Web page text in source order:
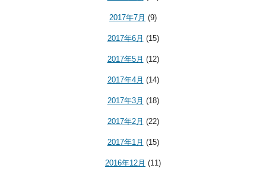
2017年7月 (9)
2017年6月 (15)
2017年5月 (12)
2017年4月 (14)
2017年3月 (18)
2017年2月 (22)
2017年1月 (15)
2016年12月 (11)